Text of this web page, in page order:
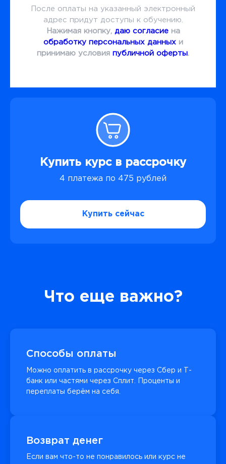
После оплаты на указанный электронный
адрес придут доступы к обучению.
Нажимая кнопку, даю согласиена
обработку персональных данныхи
принимаю условия публичной оферты.
Купить курс в рассрочку
4 платежа по 475 рублей
Купить сейчас
Что еще важно?
Способы оплаты
Можно оплатить в рассрочку через Сбер и Т-
банк или частями через Сплит. Проценты и
переплаты берём на себя.
Возврат денег
Если вам что-то не понравилось или курс не